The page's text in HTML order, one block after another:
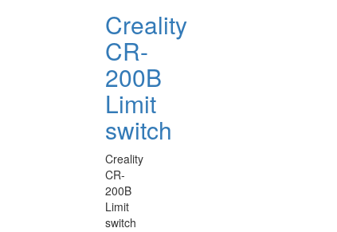
Creality
CR-
200B
Limit
switch
Creality
CR-
200B
Limit
switch